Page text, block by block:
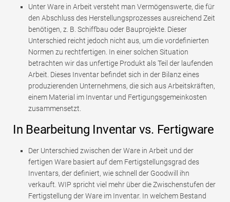
Unter Ware in Arbeit versteht man Vermögenswerte, die für
den Abschluss des Herstellungsprozesses ausreichend Zeit
benötigen, z. B. Schiffbau oder Bauprojekte. Dieser
Unterschied reicht jedoch nicht aus, um die vordefinierten
Normen zu rechtfertigen. In einer solchen Situation
betrachten wir das unfertige Produkt als Teil der laufenden
Arbeit. Dieses Inventar befindet sich in der Bilanz eines
produzierenden Unternehmens, die sich aus Arbeitskräften,
einem Material im Inventar und Fertigungsgemeinkosten
zusammensetzt.
In Bearbeitung Inventar vs. Fertigware
Der Unterschied zwischen der Ware in Arbeit und der
fertigen Ware basiert auf dem Fertigstellungsgrad des
Inventars, der definiert, wie schnell der Goodwill ihn
verkauft. WIP spricht viel mehr über die Zwischenstufen der
Fertigstellung der Ware im Inventar. In welchem ​​Bestand